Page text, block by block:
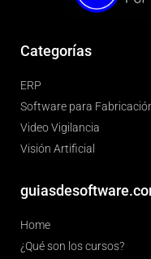
Categorías
ERP
Software para
Video Vigilancia
Visión Artificial
Home
¿Qué son los cursos?